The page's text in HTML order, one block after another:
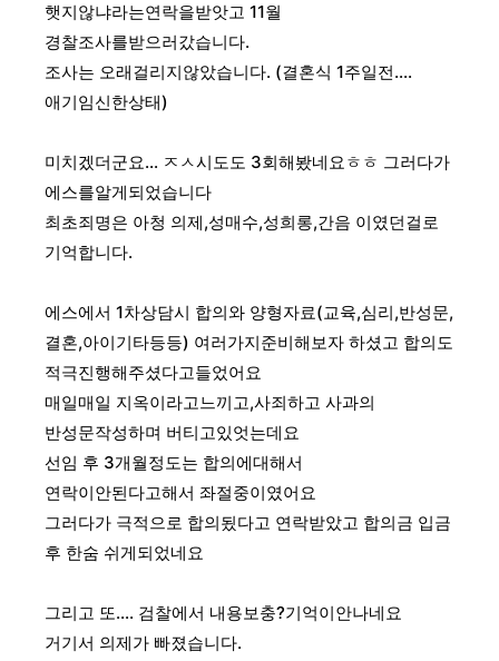
햇지않냐라는연락을받앗고 11월
경찰조사를받으러갔습니다.
조사는 오래걸리지않았습니다. (결혼식 1주일전....
애기임신한상태)
미치겠더군요... ㅈㅅ시도도 3회해봤네요ㅎㅎ 그러다가
에스를알게되었습니다
최초죄명은 아청 의제,성매수,성희롱,간음 이였던걸로
기억합니다.
에스에서 1차상담시 합의와 양형자료(교육,심리,반성문,
결혼,아이기타등등) 여러가지준비해보자 하셨고 합의도
적극진행해주셨다고들었어요
매일매일 지옥이라고느끼고,사죄하고 사과의
반성문작성하며 버티고있엇는데요
선임 후 3개월정도는 합의에대해서
연락이안된다고해서 좌절중이였어요
그러다가 극적으로 합의됬다고 연락받았고 합의금 입금
후 한숨 쉬게되었네요
그리고 또.... 검찰에서 내용보충?기억이안나네요
거기서 의제가 빠졌습니다.